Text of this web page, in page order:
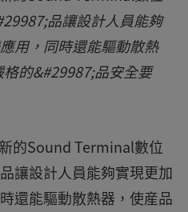
品讓設計人員能夠
用，同時還能驅動散熱
的&#29987;品安全要
的Sound Terminal數位
讓設計人員能夠實現更加
還能驅動散熱器，使産品